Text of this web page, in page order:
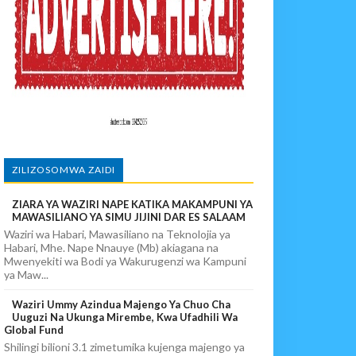
ZILIZOSOMWA ZAIDI
ZIARA YA WAZIRI NAPE KATIKA MAKAMPUNI YA
MAWASILIANO YA SIMU JIJINI DAR ES SALAAM
Waziri wa Habari, Mawasiliano na Teknolojia ya
Habari, Mhe. Nape Nnauye (Mb) akiagana na
Mwenyekiti wa Bodi ya Wakurugenzi wa Kampuni
ya Maw...
Waziri Ummy Azindua Majengo Ya Chuo Cha
Uuguzi Na Ukunga Mirembe, Kwa Ufadhili Wa
Global Fund
Shilingi bilioni 3.1 zimetumika kujenga majengo ya